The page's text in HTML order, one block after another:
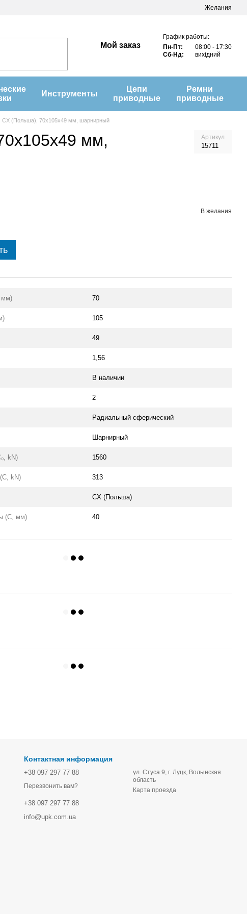
Желания
Мой заказ
График работы:
Пн-Пт:
08:00 - 17:30
Сб-Нд:
вихідний
Инструменты
Цепи
приводные
Ремни
приводные
(Польша), 70х105х49 мм, шарнирный
мм,
Артикул
15711
В желания
мм) 70
105
49
1,56
В наличии
2
Радиальный сферический
Шарнирный
kN) 1560
kN) 313
CX (Польша)
(С, мм) 40
Контактная информация
+38 097 297 77 88
Перезвонить вам?
+38 097 297 77 88
info@upk.com.ua
ул. Стуса 9, г. Луцк, Волынская
область
Карта проезда